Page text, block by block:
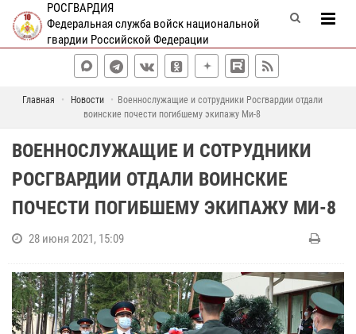
РОСГВАРДИЯ
Федеральная служба войск национальной
гвардии Российской Федерации
Главная Новости
Военнослужащие и сотрудники Росгвардии отдали
воинские почести погибшему экипажу Ми-8
ВОЕННОСЛУЖАЩИЕ И СОТРУДНИКИ
РОСГВАРДИИ ОТДАЛИ ВОИНСКИЕ
ПОЧЕСТИ ПОГИБШЕМУ ЭКИПАЖУ МИ-8
28 июня 2021, 15:09